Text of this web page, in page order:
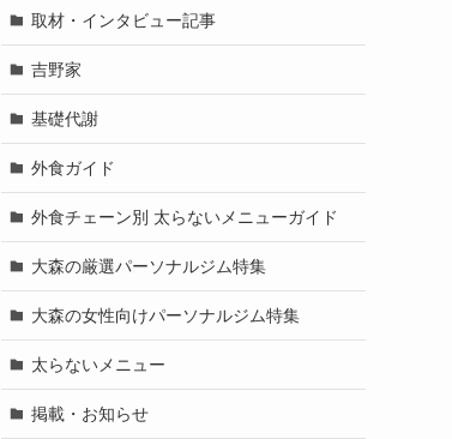
取材・インタビュー記事
吉野家
基礎代謝
外食ガイド
外食チェーン別 太らないメニューガイド
大森の厳選パーソナルジム特集
大森の女性向けパーソナルジム特集
太らないメニュー
掲載・お知らせ